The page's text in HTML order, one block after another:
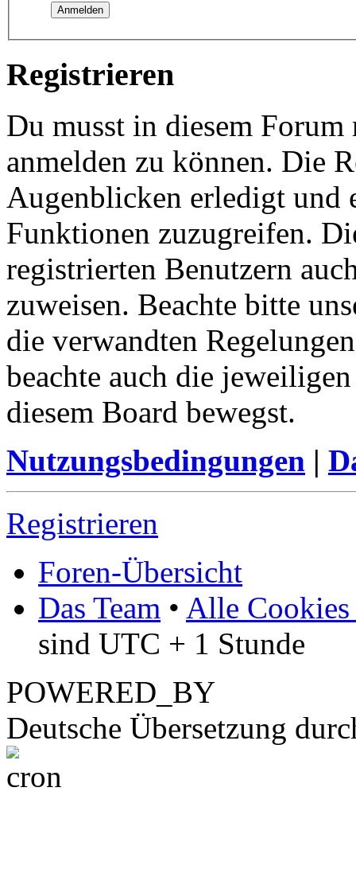
Registrieren
Du musst in diesem
anmelden zu können. Die
Augenblicken erledigt und
Funktionen zuzugreifen.
registrierten Benutzern
zuweisen. Beachte bitte
die verwandten
beachte auch die
diesem Board bewegst.
Nutzungsbedingungen |
Registrieren
Foren-Übersicht
Das Team • Alle Cookies
sind UTC + 1 Stunde
POWERED_BY
Deutsche Übersetzung